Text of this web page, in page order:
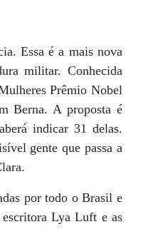
Essa é a mais nova
militar. Conhecida
Prêmio Nobel
Berna. A proposta é
indicar 31 delas.
gente que passa a
por todo o Brasil e
Lya Luft e as